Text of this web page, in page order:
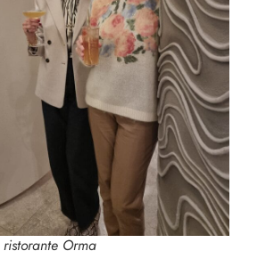
ristorante Orma